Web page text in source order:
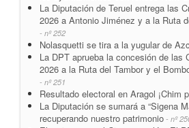
La Diputación de Teruel entrega las
2026 a Antonio Jiménez y a la Ruta
- nº 252
Nolasquetti se tira a la yugular de
La DPT aprueba la concesión de las
2026 a la Ruta del Tambor y el
- nº 251
Resultado electoral en Aragol ¡Chim
La Diputación se sumará a “Sigena
recuperando nuestro patrimonio - nº